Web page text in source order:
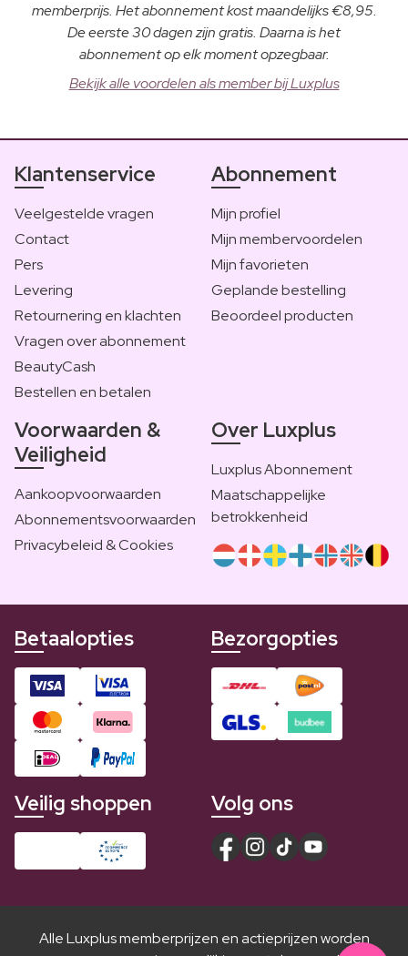
memberprijs. Het abonnement kost maandelijks €8,95.
De eerste 30 dagen zijn gratis. Daarna is het
abonnement op elk moment opzegbaar.
Bekijk alle voordelen als member bij Luxplus
Klantenservice
Veelgestelde vragen
Contact
Pers
Levering
Retournering en klachten
Vragen over abonnement
BeautyCash
Bestellen en betalen
Abonnement
Mijn profiel
Mijn membervoordelen
Mijn favorieten
Geplande bestelling
Beoordeel producten
Voorwaarden &
Veiligheid
Aankoopvoorwaarden
Abonnementsvoorwaarden
Privacybeleid & Cookies
Over Luxplus
Luxplus Abonnement
Maatschappelijke
betrokkenheid
Betaalopties Bezorgopties
Veilig shoppen Volg ons
Alle Luxplus memberprijzen en actieprijzen worden